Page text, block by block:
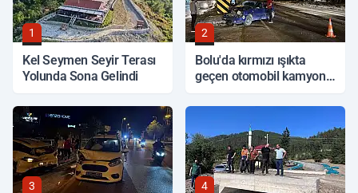
1
Kel Seymen Seyir Terası
Yolunda Sona Gelindi
2
Bolu'da kırmızı ışıkta
geçen otomobil kamyonla
3 4